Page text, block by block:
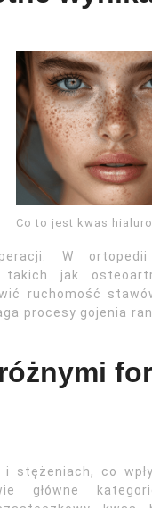
Co to jest kwas
W
jak
ruchomość
procesy gojenia
stężeniach, co
główne